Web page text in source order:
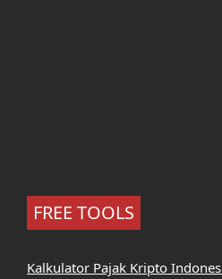
FREE TOOLS
Kalkulator Pajak Kripto